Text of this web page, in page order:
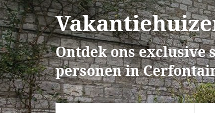
Ontdek ons exclusive
personen in